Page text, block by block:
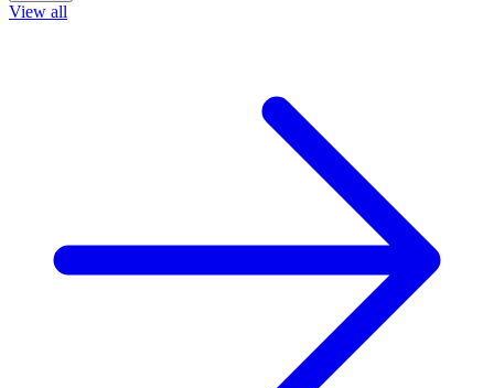
View all